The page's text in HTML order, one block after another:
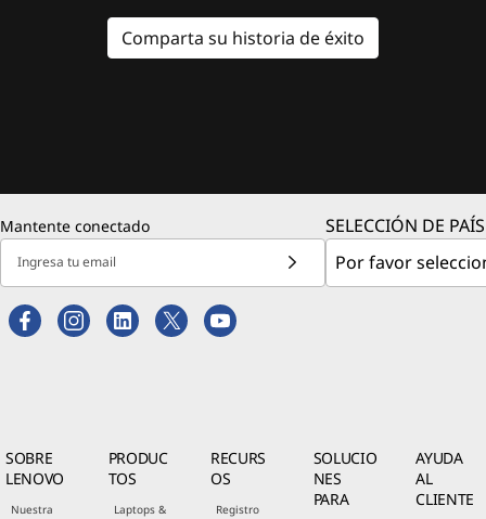
Comparta su historia de éxito
Mantente conectado
Ingresa tu email
SELECCIÓN DE PAÍS
SOBRE
LENOVO
Nuestra
PRODUC
TOS
Laptops &
RECURS
OS
Registro
SOLUCIO
NES
PARA
AYUDA
AL
CLIENTE